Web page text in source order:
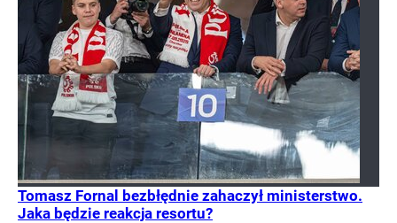
Tomasz Fornal bezbłędnie zahaczył ministerstwo.
Jaka będzie reakcja resortu?